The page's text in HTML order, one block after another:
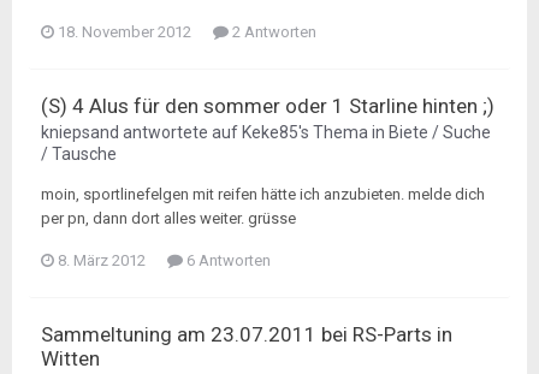
18. November 2012 2 Antworten
(S) 4 Alus für den sommer oder 1 Starline hinten ;)
kniepsand antwortete auf Keke85's Thema in Biete / Suche
/ Tausche
moin, sportlinefelgen mit reifen hätte ich anzubieten. melde dich
per pn, dann dort alles weiter. grüsse
8. März 2012 6 Antworten
Sammeltuning am 23.07.2011 bei RS-Parts in
Witten